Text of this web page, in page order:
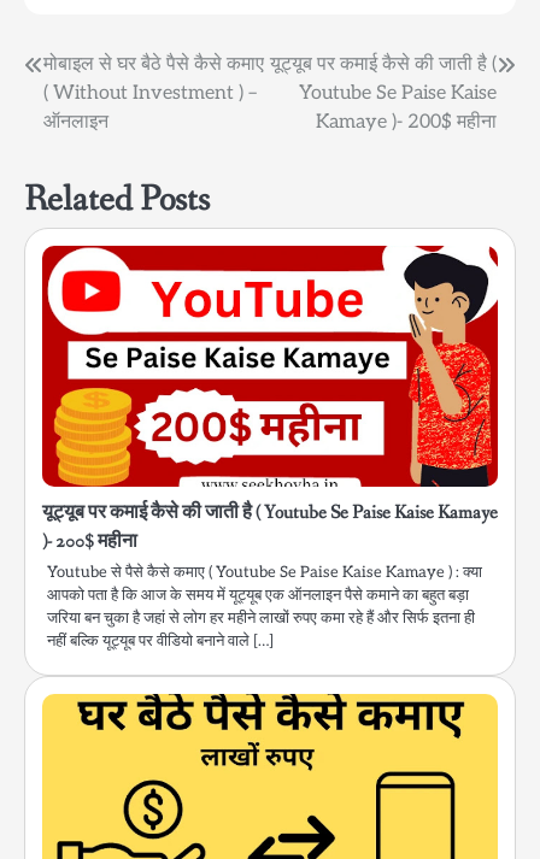
Post
navigation
मोबाइल से घर बैठे पैसे कैसे कमाए
( Without Investment ) –
ऑनलाइन
यूट्यूब पर कमाई कैसे की जाती है (
Youtube Se Paise Kaise
Kamaye )- 200$ महीना
Related Posts
यूट्यूब पर कमाई कैसे की जाती है ( Youtube Se Paise Kaise Kamaye
)- 200$ महीना
Youtube से पैसे कैसे कमाए ( Youtube Se Paise Kaise Kamaye ) : क्या
आपको पता है कि आज के समय में यूट्यूब एक ऑनलाइन पैसे कमाने का बहुत बड़ा
जरिया बन चुका है जहां से लोग हर महीने लाखों रुपए कमा रहे हैं और सिर्फ इतना ही
नहीं बल्कि यूट्यूब पर वीडियो बनाने वाले […]